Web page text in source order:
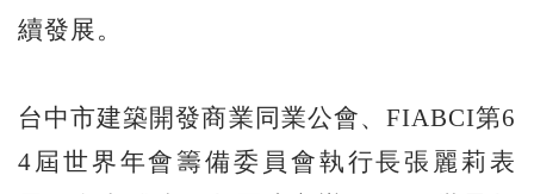
續發展。
台中市建築開發商業同業公會、FIABCI第6
4屆世界年會籌備委員會執行長張麗莉表